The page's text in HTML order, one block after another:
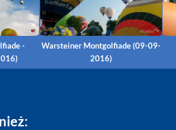
-
Warsteiner Montgolfiade (09-09-
2016)